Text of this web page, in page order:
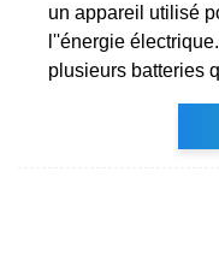
un appareil utilisé
l''énergie
plusieurs batteries